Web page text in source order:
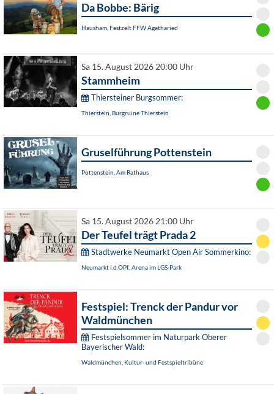
Da Bobbe: Bärig
Hausham, Festzelt FFW Agatharied
Sa 15. August 2026 20:00 Uhr
Stammheim
Thiersteiner Burgsommer:
Thierstein, Burgruine Thierstein
Gruselführung Pottenstein
Pottenstein, Am Rathaus
Sa 15. August 2026 21:00 Uhr
Der Teufel trägt Prada 2
Stadtwerke Neumarkt Open Air Sommerkino:
Neumarkt i.d.OPf., Arena im LGS-Park
Festspiel: Trenck der Pandur vor
Waldmünchen
Festspielsommer im Naturpark Oberer
Bayerischer Wald:
Waldmünchen, Kultur- und Festspieltribüne